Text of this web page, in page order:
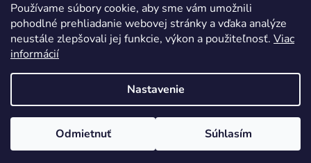
Používame súbory cookie, aby sme vám umožnili
pohodlné prehliadanie webovej stránky a vďaka analýze
neustále zlepšovali jej funkcie, výkon a použiteľnosť. Viac
informácií
Nastavenie
Odmietnuť Súhlasím
Sledovať na Instagrame
Vytvoril Shoptet
Copyright 2026rusynshop.sk. Všetky práva vyhradené.